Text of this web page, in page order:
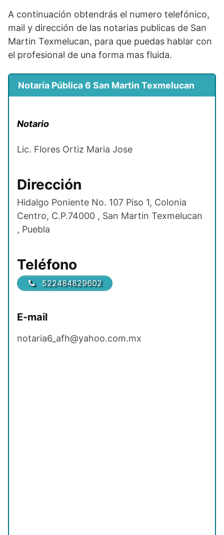
A continuación obtendrás el numero telefónico,
mail y dirección de las notarias publicas de San
Martin Texmelucan, para que puedas hablar con
el profesional de una forma mas fluida.
Notaría Pública 6 San Martin Texmelucan
Notario
Lic. Flores Ortiz Maria Jose
Dirección
Hidalgo Poniente No. 107 Piso 1, Colonia
Centro, C.P.74000 , San Martin Texmelucan
, Puebla
Teléfono
522484829602
E-mail
notaria6_afh@yahoo.com.mx